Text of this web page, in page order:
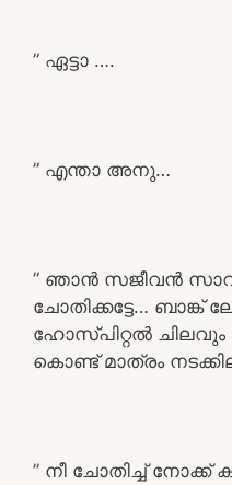
” ഏട്ടാ ….
” എന്താ അനു…
” ഞാൻ സജീവൻ
ചോതിക്കട്ടേ… ബാങ്ക്
ഹോസ്പിറ്റൽ ചിലവും
കൊണ്ട് മാത്രം
” നീ ചോതിച്ച് നോക്ക്